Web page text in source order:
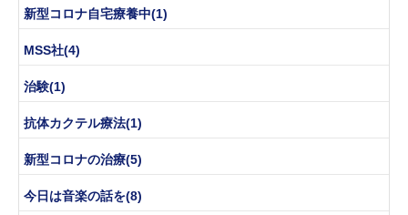
新型コロナ自宅療養中(1)
MSS社(4)
治験(1)
抗体カクテル療法(1)
新型コロナの治療(5)
今日は音楽の話を(8)